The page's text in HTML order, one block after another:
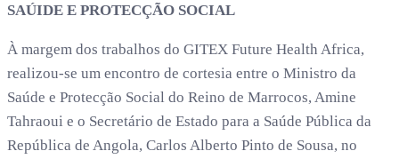
SAÚIDE E PROTECÇÃO SOCIAL
À margem dos trabalhos do GITEX Future Health Africa,
realizou-se um encontro de cortesia entre o Ministro da
Saúde e Protecção Social do Reino de Marrocos, Amine
Tahraoui e o Secretário de Estado para a Saúde Pública da
República de Angola, Carlos Alberto Pinto de Sousa, no